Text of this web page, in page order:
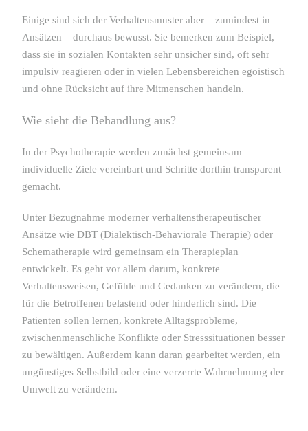
Einige sind sich der Verhaltensmuster aber – zumindest in
Ansätzen – durchaus bewusst. Sie bemerken zum Beispiel,
dass sie in sozialen Kontakten sehr unsicher sind, oft sehr
impulsiv reagieren oder in vielen Lebensbereichen egoistisch
und ohne Rücksicht auf ihre Mitmenschen handeln.
Wie sieht die Behandlung aus?
In der Psychotherapie werden zunächst gemeinsam
individuelle Ziele vereinbart und Schritte dorthin transparent
gemacht.
Unter Bezugnahme moderner verhaltenstherapeutischer
Ansätze wie DBT (Dialektisch-Behaviorale Therapie) oder
Schematherapie wird gemeinsam ein Therapieplan
entwickelt. Es geht vor allem darum, konkrete
Verhaltensweisen, Gefühle und Gedanken zu verändern, die
für die Betroffenen belastend oder hinderlich sind. Die
Patienten sollen lernen, konkrete Alltagsprobleme,
zwischenmenschliche Konflikte oder Stresssituationen besser
zu bewältigen. Außerdem kann daran gearbeitet werden, ein
ungünstiges Selbstbild oder eine verzerrte Wahrnehmung der
Umwelt zu verändern.